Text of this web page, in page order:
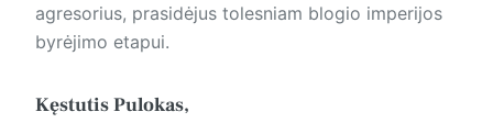
agresorius, prasidėjus tolesniam blo­gio imperijos
byrėjimo etapui.
Kęstutis Pulokas,